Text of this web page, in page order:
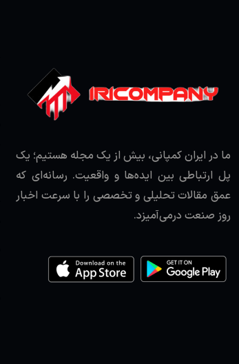
ما در ایران کمپانی، بیش از یک مجله هستیم؛ یک
پل ارتباطی بین ایده‌ها و واقعیت. رسانه‌ای که
عمق مقالات تحلیلی و تخصصی را با سرعت اخبار
روز صنعت درمی‌آمیزد.